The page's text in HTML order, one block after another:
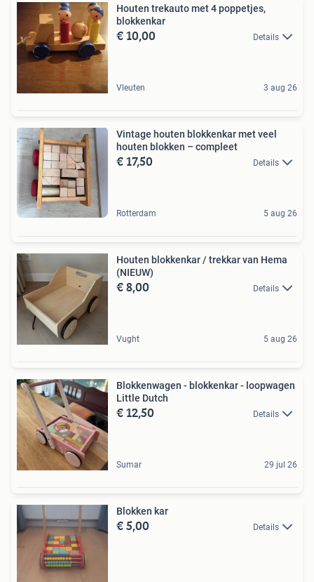
Houten trekauto met 4 poppetjes,
blokkenkar
€ 10,00 Details
Vleuten 3 aug 26
Vintage houten blokkenkar met veel
houten blokken – compleet
€ 17,50 Details
Rotterdam 5 aug 26
Houten blokkenkar / trekkar van Hema
(NIEUW)
€ 8,00 Details
Vught 5 aug 26
Blokkenwagen - blokkenkar - loopwagen
Little Dutch
€ 12,50 Details
Sumar 29 jul 26
Blokken kar
€ 5,00 Details